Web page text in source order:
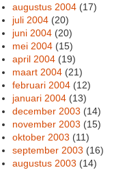
augustus 2004 (17)
juli 2004 (20)
juni 2004 (20)
mei 2004 (15)
april 2004 (19)
maart 2004 (21)
februari 2004 (12)
januari 2004 (13)
december 2003 (14)
november 2003 (15)
oktober 2003 (11)
september 2003 (16)
augustus 2003 (14)